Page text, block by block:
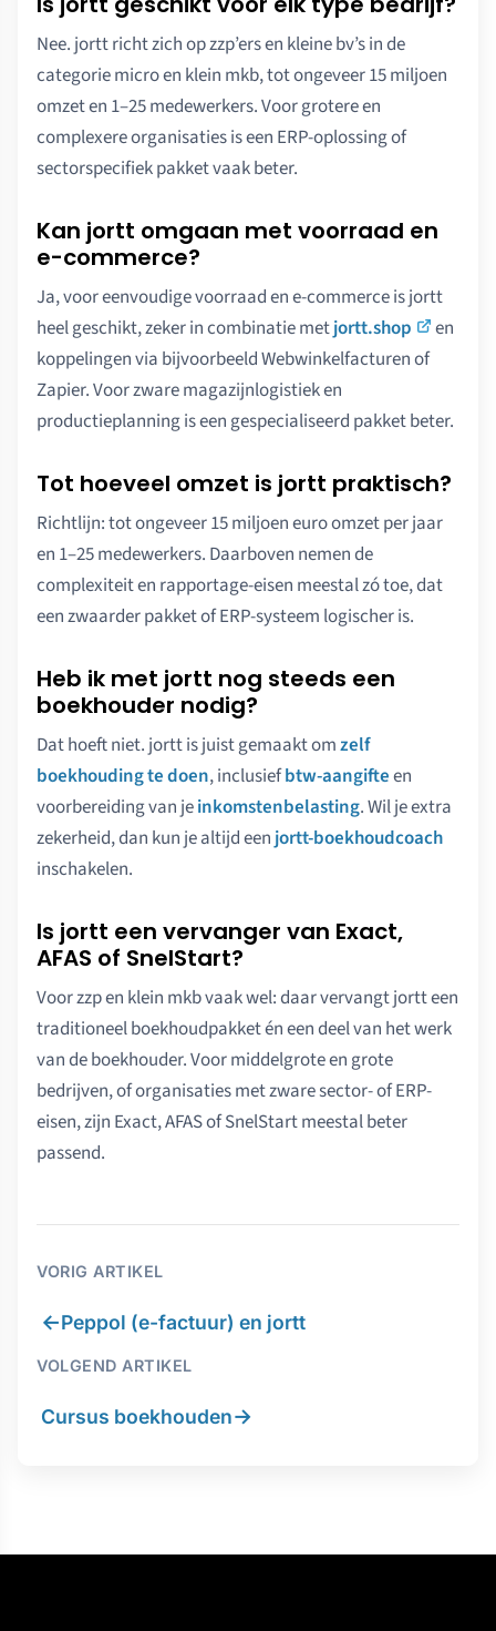
Nee. jortt richt zich op zzp’ers en kleine bv’s in de
categorie micro en klein mkb, tot ongeveer 15 miljoen
omzet en 1–25 medewerkers. Voor grotere en
complexere organisaties is een ERP-oplossing of
sectorspecifiek pakket vaak beter.
Kan jortt omgaan met voorraad en
e-commerce?
Ja, voor eenvoudige voorraad en e-commerce is jortt
heel geschikt, zeker in combinatie metjortt.shop
en
koppelingen via bijvoorbeeld Webwinkelfacturen of
Zapier. Voor zware magazijnlogistiek en
productieplanning is een gespecialiseerd pakket beter.
Tot hoeveel omzet is jortt praktisch?
Richtlijn: tot ongeveer 15 miljoen euro omzet per jaar
en 1–25 medewerkers. Daarboven nemen de
complexiteit en rapportage-eisen meestal zó toe, dat
een zwaarder pakket of ERP-systeem logischer is.
Heb ik met jortt nog steeds een
boekhouder nodig?
Dat hoeft niet. jortt is juist gemaakt omzelf
boekhouding te doen, inclusiefbtw-aangifteen
voorbereiding van jeinkomstenbelasting. Wil je extra
zekerheid, dan kun je altijd eenjortt-boekhoudcoach
inschakelen.
Is jortt een vervanger van Exact,
AFAS of SnelStart?
Voor zzp en klein mkb vaak wel: daar vervangt jortt een
traditioneel boekhoudpakket én een deel van het werk
van de boekhouder. Voor middelgrote en grote
bedrijven, of organisaties met zware sector- of ERP-
eisen, zijn Exact, AFAS of SnelStart meestal beter
passend.
VORIG ARTIKEL
←Peppol (e-factuur) en jortt
VOLGEND ARTIKEL
Cursus boekhouden→